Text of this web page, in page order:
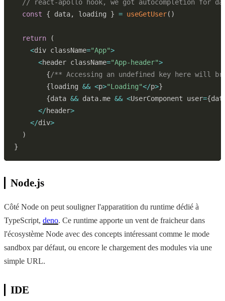
// react-apollo hook, we got autocompletion for
const
{ data, loading } = useGetUser( )
return
(
<div className="App">
<header className="App-header">
{/** Accessing an undefined key here will
{loading && <p>"Loading"</p>}
{data && data.me && <UserComponent user={
</header>
</div>
)
}
Node.js
Côté Node on peut souligner l'apparatition du runtime dédié à
TypeScript, deno. Ce runtime apporte un vent de fraicheur dans
l'écosystème Node avec des concepts intéressant comme le mode
sandbox par défaut, ou encore le chargement des modules via une
simple URL.
IDE